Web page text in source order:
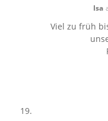
Isa
Viel zu früh